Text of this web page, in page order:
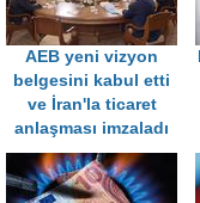
AEB yeni vizyon
belgesini kabul etti
ve İran'la ticaret
anlaşması imzaladı